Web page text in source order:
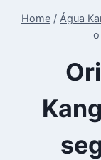
Home / Água
o